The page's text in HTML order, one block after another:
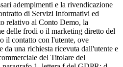
adempimenti e la rivendicazione
di Servizi Informativi ed
relativo al Conto Demo, la
delle frodi o il marketing diretto del
il contatto con l'utente, ove
da una richiesta ricevuta dall'utente e
del Titolare del